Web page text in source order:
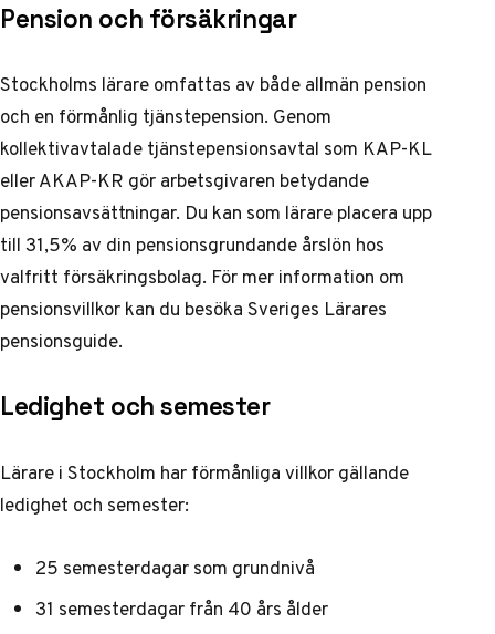
Pension och försäkringar
Stockholms lärare omfattas av både allmän pension
och en förmånlig tjänstepension. Genom
kollektivavtalade tjänstepensionsavtal som KAP-KL
eller AKAP-KR gör arbetsgivaren betydande
pensionsavsättningar. Du kan som lärare placera upp
till 31,5% av din pensionsgrundande årslön hos
valfritt försäkringsbolag. För mer information om
pensionsvillkor kan du besökaSveriges Lärares
pensionsguide.
Ledighet och semester
Lärare i Stockholm har förmånliga villkor gällande
ledighet och semester:
25 semesterdagar som grundnivå
31 semesterdagar från 40 års ålder